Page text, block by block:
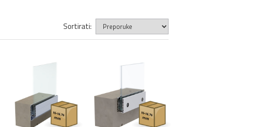
Sortirati: